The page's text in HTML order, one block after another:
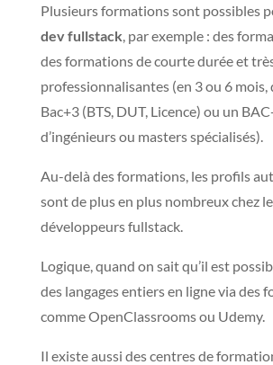
Plusieurs formations sont possibles
dev fullstack , par exemple : des
des formations de courte durée et
professionnalisantes (en 3 ou 6 mois,
Bac+3 (BTS, DUT, Licence) ou un
d’ingénieurs ou masters spécialisés).
Au-delà des formations, les profils
sont de plus en plus nombreux chez
développeurs fullstack.
Logique, quand on sait qu’il est
des langages entiers en ligne via des
comme OpenClassrooms ou Udemy.
Il existe aussi des centres de